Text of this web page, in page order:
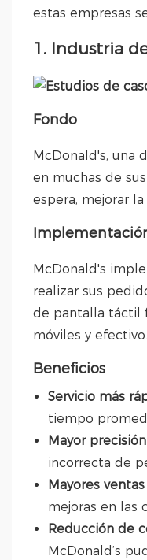
estas empresas
1. Industria
Fondo
McDonald's, una
en muchas de
espera, mejorar
McDonald's
realizar sus
de pantalla táctil
móviles y efectivo.
Beneficios
Servicio más
tiempo
Mayor
incorrecta de
Mayores ventas
mejoras en las
Reducción de
McDonald’s